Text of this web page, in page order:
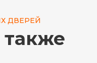
ДВЕРЕЙ